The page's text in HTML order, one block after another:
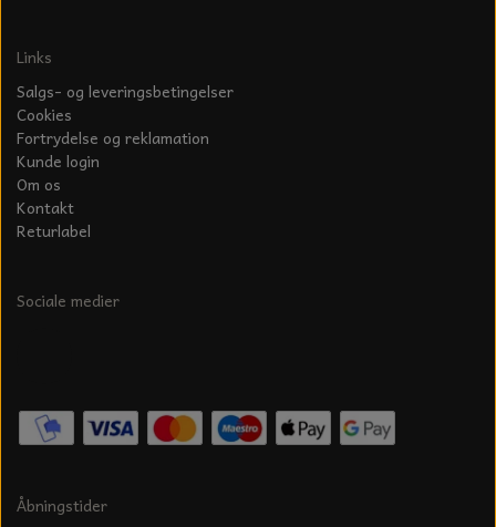
Links
Salgs- og leveringsbetingelser
Cookies
Fortrydelse og reklamation
Kunde login
Om os
Kontakt
Returlabel
Sociale medier
Åbningstider